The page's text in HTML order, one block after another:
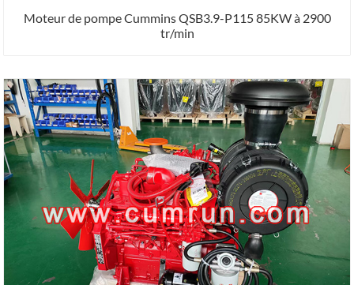
Moteur de pompe Cummins QSB3.9-P115 85KW à 2900
tr/min